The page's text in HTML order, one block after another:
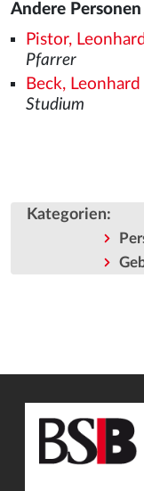
Andere
Pistor,
Pfarrer
Beck,
Studium
Kategorien: